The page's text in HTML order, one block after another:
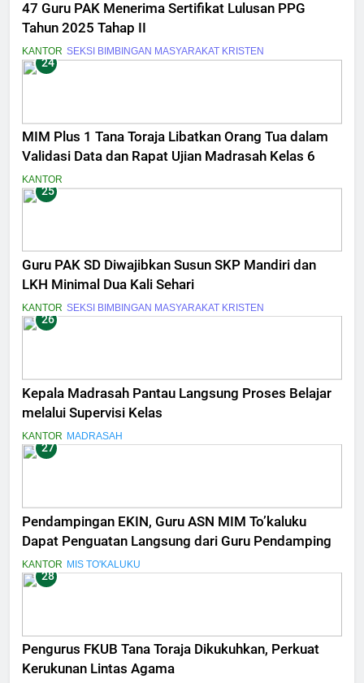
47 Guru PAK Menerima Sertifikat Lulusan PPG
Tahun 2025 Tahap II
KANTOR SEKSI BIMBINGAN MASYARAKAT KRISTEN
24
MIM Plus 1 Tana Toraja Libatkan Orang Tua dalam
Validasi Data dan Rapat Ujian Madrasah Kelas 6
KANTOR
25
Guru PAK SD Diwajibkan Susun SKP Mandiri dan
LKH Minimal Dua Kali Sehari
KANTOR SEKSI BIMBINGAN MASYARAKAT KRISTEN
26
Kepala Madrasah Pantau Langsung Proses Belajar
melalui Supervisi Kelas
KANTOR MADRASAH
27
Pendampingan EKIN, Guru ASN MIM To’kaluku
Dapat Penguatan Langsung dari Guru Pendamping
KANTOR MIS TO'KALUKU
28
Pengurus FKUB Tana Toraja Dikukuhkan, Perkuat
Kerukunan Lintas Agama